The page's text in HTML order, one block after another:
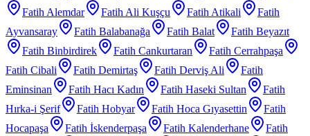
Fatih Alemdar
Fatih Ali Kuşçu Fatih Atikali
Fatih
Ayvansaray
Fatih Balabanağa Fatih Balat
Fatih Beyazıt
Fatih Binbirdirek
Fatih Cankurtaran
Fatih Cerrahpaşa
Fatih Cibali
Fatih Demirtaş Fatih Derviş Ali
Fatih
Eminsinan
Fatih Hacı Kadın Fatih Haseki Sultan
Fatih
Hırka-i Şerif
Fatih Hobyar Fatih Hoca Gıyasettin
Fatih
Hocapaşa
Fatih İskenderpaşa Fatih Kalenderhane Fatih